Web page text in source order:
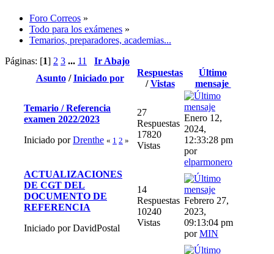
Foro Correos »
Todo para los exámenes »
Temarios, preparadores, academias...
Páginas: [1] 2 3 ... 11
Ir Abajo
Asunto/Iniciado por
Respuestas
/Vistas
Último
mensaje
Temario / Referencia
examen 2022/2023
Iniciado porDrenthe « 1 2 »
27
Respuestas
17820
Vistas
Enero 12,
2024,
12:33:28 pm
por
elparmonero
ACTUALIZACIONES
DE CGT DEL
DOCUMENTO DE
REFERENCIA
Iniciado por DavidPostal
14
Respuestas
10240
Vistas
Febrero 27,
2023,
09:13:04 pm
porMIN